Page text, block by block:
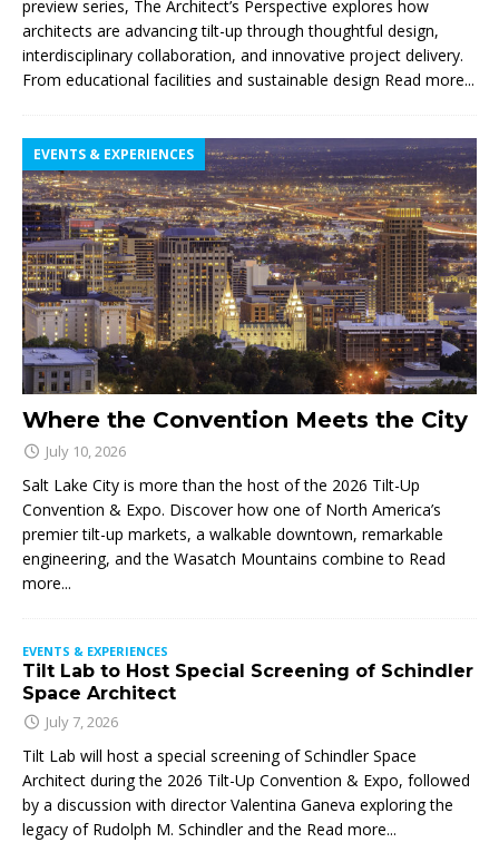
preview series, The Architect’s Perspective explores how
architects are advancing tilt-up through thoughtful design,
interdisciplinary collaboration, and innovative project delivery.
From educational facilities and sustainable design Read more...
Where the Convention Meets the City
EVENTS & EXPERIENCES
July 10, 2026
Salt Lake City is more than the host of the 2026 Tilt-Up
Convention & Expo. Discover how one of North America’s
premier tilt-up markets, a walkable downtown, remarkable
engineering, and the Wasatch Mountains combine to Read
more...
EVENTS & EXPERIENCES
Tilt Lab to Host Special Screening of Schindler
Space Architect
July 7, 2026
Tilt Lab will host a special screening of Schindler Space
Architect during the 2026 Tilt-Up Convention & Expo, followed
by a discussion with director Valentina Ganeva exploring the
legacy of Rudolph M. Schindler and the Read more...